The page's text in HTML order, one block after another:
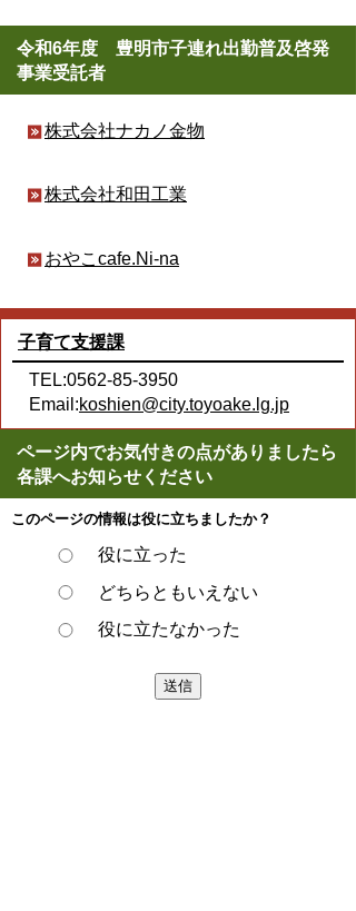
令和6年度 豊明市子連れ出勤普及啓発
事業受託者
株式会社ナカノ金物
株式会社和田工業
おやこcafe.Ni-na
子育て支援課
TEL:0562-85-3950
Email:koshien@city.toyoake.lg.jp
ページ内でお気付きの点がありましたら
各課へお知らせください
このページの情報は役に立ちましたか？
役に立った
どちらともいえない
役に立たなかった